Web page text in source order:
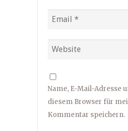
Name, E-Mail-Adresse
diesem Browser für
Kommentar speichern.